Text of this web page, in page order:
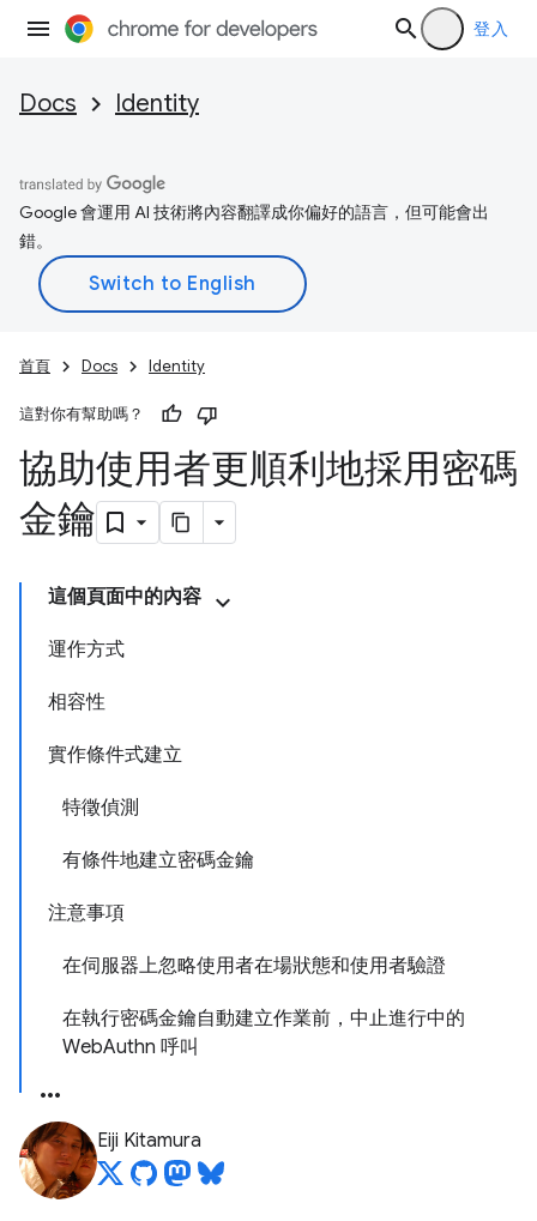
登入
Docs Identity
Google 會運用 AI 技術將內容翻譯成你偏好的語言，但可能會出
錯。
首頁 Docs Identity
這對你有幫助嗎？
協助使用者更順利地採用密碼
金鑰
這個頁面中的內容
運作方式
相容性
實作條件式建立
特徵偵測
有條件地建立密碼金鑰
注意事項
在伺服器上忽略使用者在場狀態和使用者驗證
在執行密碼金鑰自動建立作業前，中止進行中的
WebAuthn 呼叫
Eiji Kitamura